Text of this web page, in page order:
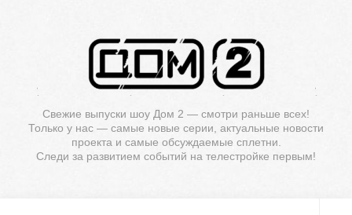
Свежие выпуски шоу Дом 2 — смотри раньше всех!
Только у нас — самые новые серии, актуальные новости
проекта и самые обсуждаемые сплетни.
Следи за развитием событий на телестройке первым!